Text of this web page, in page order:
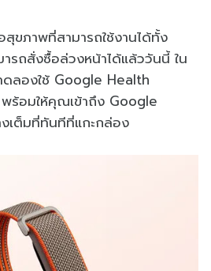
ขภาพที่สามารถใช้งานได้ทั้ง
รถสั่งซื้อล่วงหน้าได้แล้ววันนี้ ใน
ลองใช้ Google Health
ร้อมให้คุณเข้าถึง Google
เต็มที่ทันทีที่แกะกล่อง